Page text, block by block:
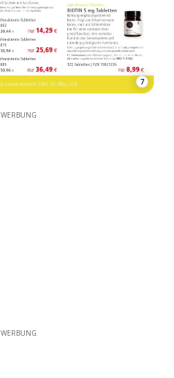
7
WERBUNG
WERBUNG